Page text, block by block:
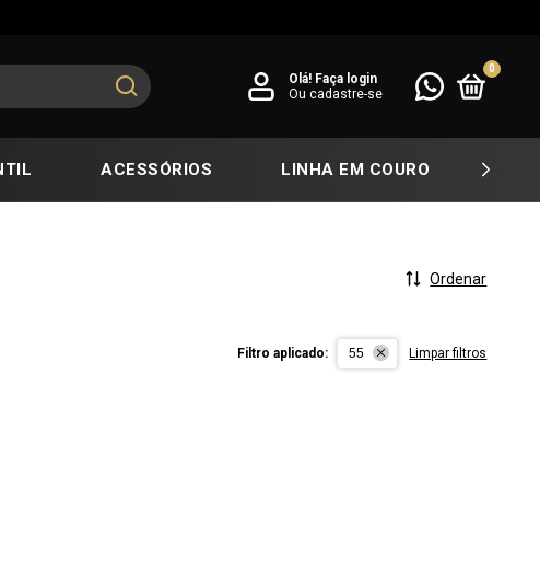
Olá! Faça login
Ou cadastre-se
0
ACESSÓRIOS LINHA EM COURO
Ordenar
Filtro aplicado: 55 Limpar filtros